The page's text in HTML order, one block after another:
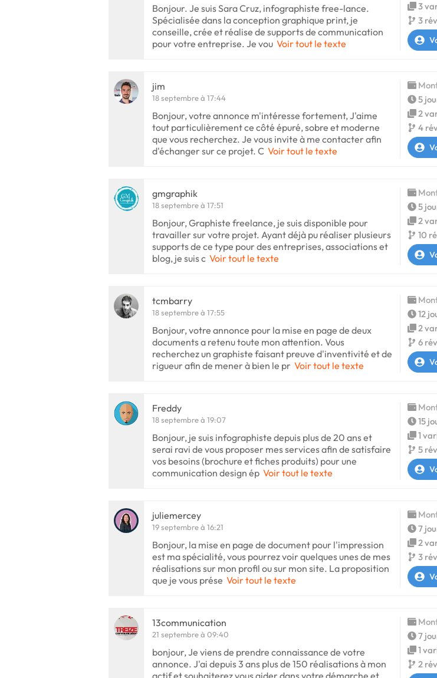
Bonjour. Je suis Sara Cruz, infographiste free-lance.
Spécialisée dans la conception graphique print, je
conseille, crée et réalise de supports de communication
pour votre entreprise. Je vou Voir tout le texte
3
3
jim
18 septembre à 17:44
Bonjour, votre annonce m'intéresse fortement, J'aime
tout particulièrement ce côté épuré, sobre et moderne
que vous recherchez. Je vous invite à me contacter afin
d'échanger sur ce projet. C Voir tout le texte
5
2
4
gmgraphik
18 septembre à 17:51
Bonjour, Graphiste freelance, je suis disponible pour
travailler sur votre projet. Ayant déjà pu réaliser plusieurs
supports de ce type pour des entreprises, associations et
blog, je suis c Voir tout le texte
5
2
10
tcmbarry
18 septembre à 17:55
Bonjour, votre annonce pour la mise en page de deux
documents a retenu toute mon attention. Vous
recherchez un graphiste faisant preuve d'inventivité et de
rigueur afin de mener à bien le pr Voir tout le texte
12
2
6
Freddy
18 septembre à 19:07
Bonjour, je suis infographiste depuis plus de 20 ans et
serai ravi de vous proposer mes services afin de satisfaire
vos besoins (brochure et fiches produits) pour une
communication design ép Voir tout le texte
15
1
5
juliemercey
19 septembre à 16:21
Bonjour, la mise en page de document pour l'impression
est ma spécialité, vous pourrez voir quelques unes de mes
réalisations sur mon profil ou sur mon site. La proposition
que je vous prése Voir tout le texte
7
2
3
13communication
21 septembre à 09:40
bonjour, Je viens de prendre connaissance de votre
annonce. J'ai depuis 3 ans plus de 150 réalisations à mon
7
1
2